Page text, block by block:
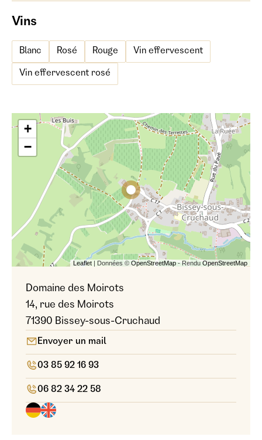
Vins
Blanc Rosé Rouge Vin effervescent
Vin effervescent rosé
+
−
Leaflet | Données © OpenStreetMap - RenduOpenStreetMap
Domaine des Moirots
14, rue des Moirots
71390 Bissey-sous-Cruchaud
Envoyer un mail
03 85 92 16 93
06 82 34 22 58